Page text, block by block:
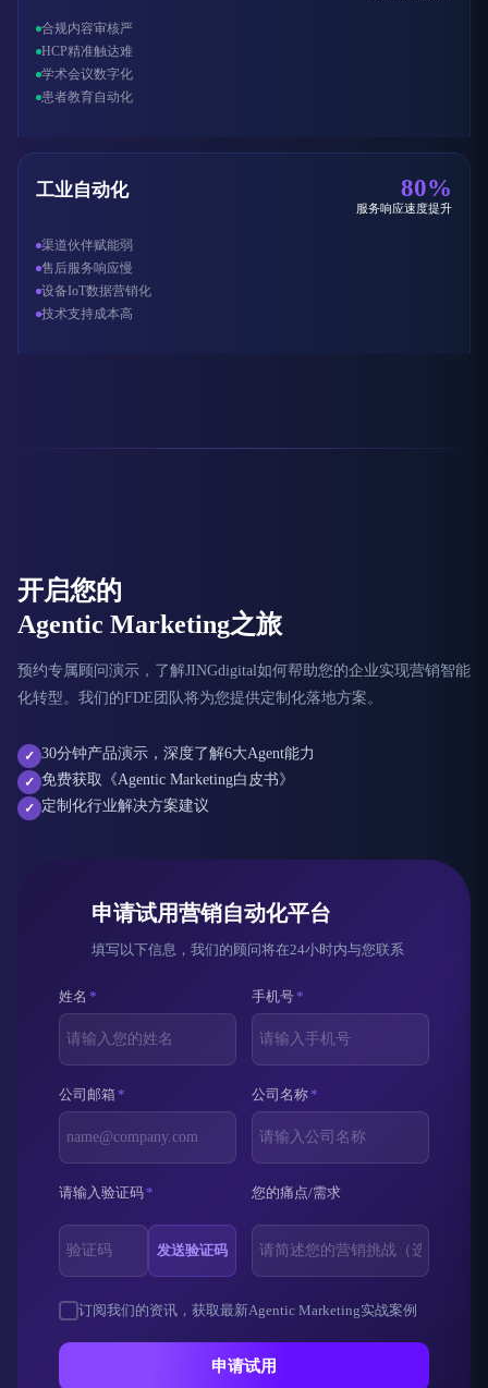
合规内容审核严
HCP精准触达难
学术会议数字化
患者教育自动化
工业自动化 80%
服务响应速度提升
渠道伙伴赋能弱
售后服务响应慢
设备IoT数据营销化
技术支持成本高
开启您的
Agentic Marketing之旅
预约专属顾问演示，了解JINGdigital如何帮助您的企业实现营销智能
化转型。我们的FDE团队将为您提供定制化落地方案。
✓ 30分钟产品演示，深度了解6大Agent能力
✓ 免费获取《Agentic Marketing白皮书》
✓ 定制化行业解决方案建议
申请试用营销自动化平台
填写以下信息，我们的顾问将在24小时内与您联系
姓名 * 手机号*
公司邮箱* 公司名称*
请输入验证码*
发送验证码
您的痛点/需求
订阅我们的资讯，获取最新Agentic Marketing实战案例
申请试用